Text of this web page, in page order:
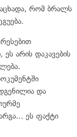
რომ ბრალს
ეს არის დაკავების
და
ეს ფაქტი